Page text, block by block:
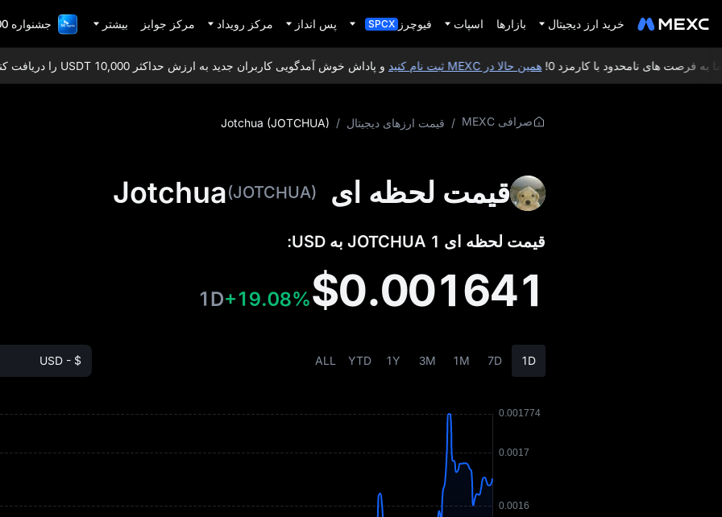
خرید ارز دیجیتال بازارها اسپات فیوچرز SPCX پس انداز مرکز رویداد مرکز جوایز بیشتر جشنواره 1,000,000 دلاری TradFi
فرصت‌ های نامحدود با کارمزد 0! همین حالا در MEXC ثبت‌ نام کنید و پاداش خوش‌ آمدگویی کاربران جدید به ارزش حداکثر 10,000 USDT را دریافت کنید!
صرافی MEXC / قیمت ارزهای دیجیتال /
Jotchua (JOTCHUA)
قیمت لحظه ای Jotchua (JOTCHUA)
قیمت لحظه‌ ای 1 JOTCHUA به USD:
$0.001641
+19.08%
1D
1D
7D
1M
3M
1Y
YTD
ALL
USD - $